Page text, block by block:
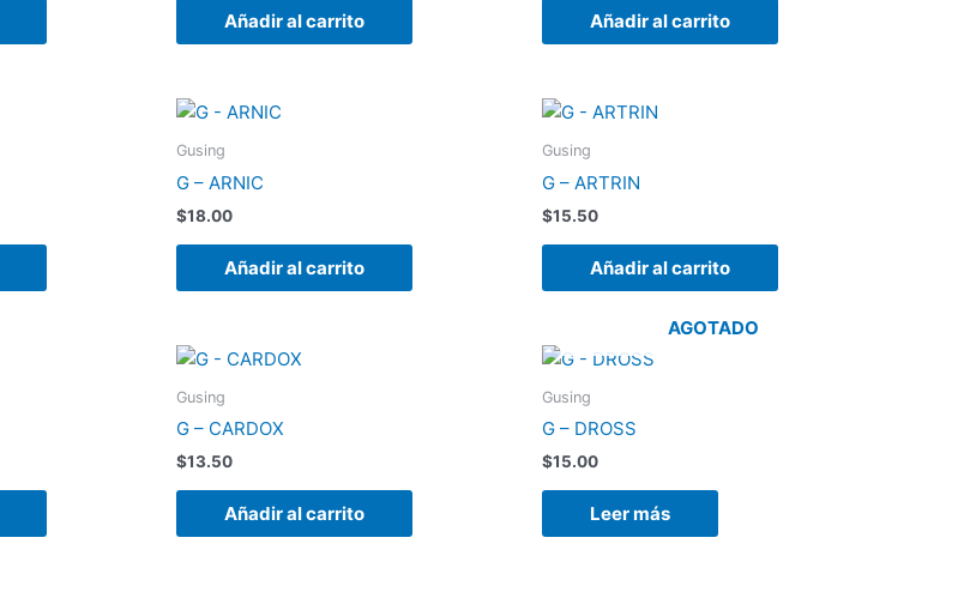
Añadir al carrito Añadir al carrito
Gusing
G – ARNIC
$18.00
Añadir al carrito
Gusing
G – ARTRIN
$15.50
Añadir al carrito
Gusing
G – CARDOX
$13.50
Añadir al carrito
AGOTADO
Gusing
G – DROSS
$15.00
Leer más